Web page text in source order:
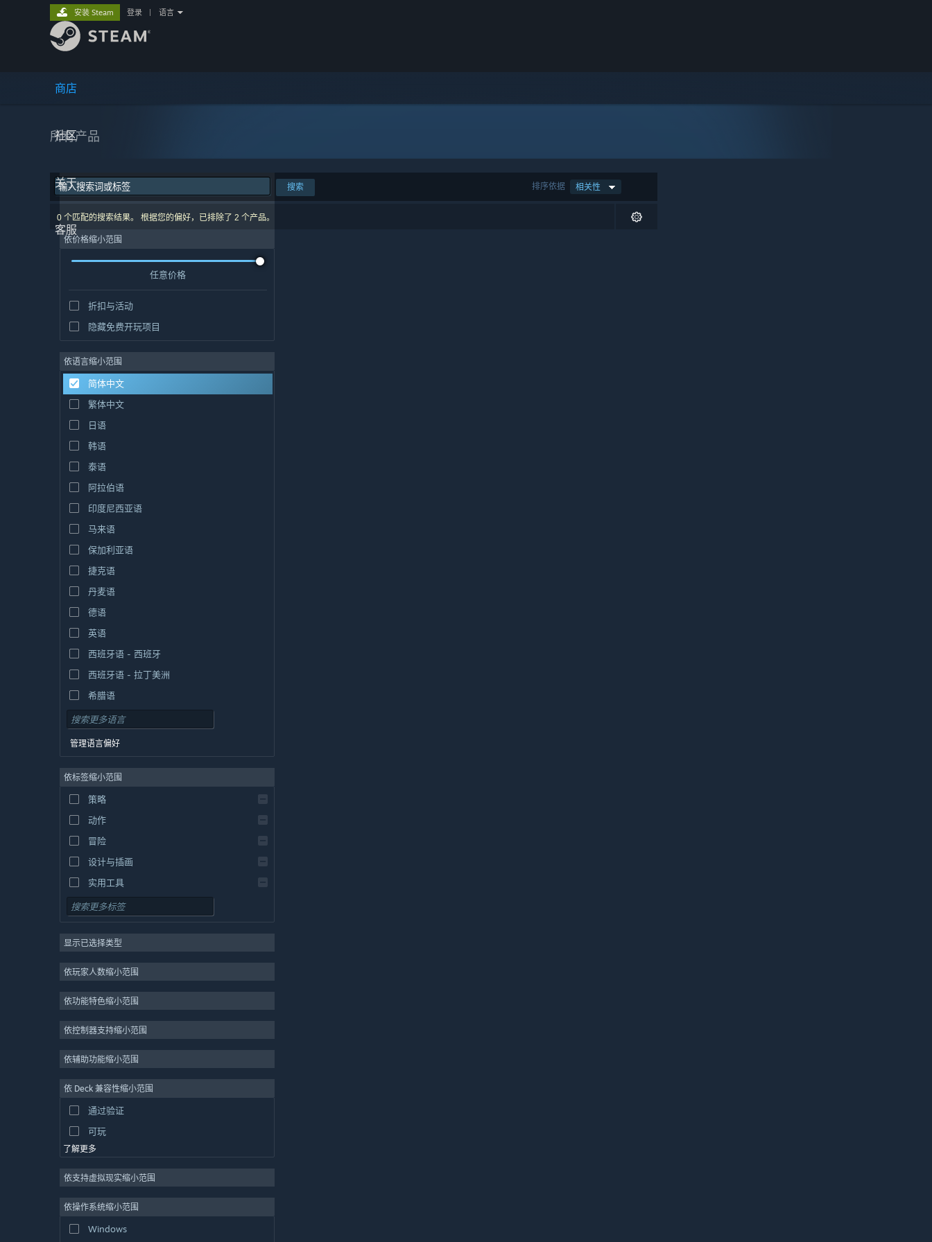
商店
社区
关于
客服
安装 Steam 登录 语言
所有产品
排序依据 相关性
搜索
0 个匹配的搜索结果。 根据您的偏好，已排除了 2 个产品。
依价格缩小范围
任意价格
折扣与活动
隐藏免费开玩项目
依语言缩小范围
简体中文
繁体中文
日语
韩语
泰语
阿拉伯语
印度尼西亚语
马来语
保加利亚语
捷克语
丹麦语
德语
英语
西班牙语 - 西班牙
西班牙语 - 拉丁美洲
希腊语
管理语言偏好
依标签缩小范围
策略
动作
冒险
设计与插画
实用工具
免费开玩
大型多人在线
独立
休闲
模拟
视频制作
照片编辑
显示已选择类型
依玩家人数缩小范围
依功能特色缩小范围
依控制器支持缩小范围
依辅助功能缩小范围
依 Deck 兼容性缩小范围
通过验证
可玩
了解更多
依支持虚拟现实缩小范围
依操作系统缩小范围
Windows